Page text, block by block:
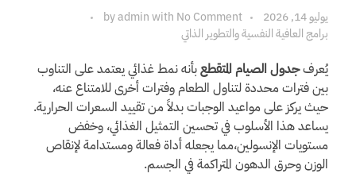
يوليو 14, 2026 byadminwith No Comment
برامج العافية النفسية والتطوير الذاتي
يُعرفجدول الصيام المتقطعبأنه نمط غذائي يعتمد على التناوب
بين فترات محددة لتناول الطعام وفترات أخرى للامتناع عنه،
حيث يركز على مواعيد الوجبات بدلاً من تقييد السعرات الحرارية.
يساعد هذا الأسلوب في تحسين التمثيل الغذائي، وخفض
مستويات الإنسولين،مما يجعله أداة فعالة ومستدامة لإنقاص
الوزن وحرق الدهون المتراكمة في الجسم.